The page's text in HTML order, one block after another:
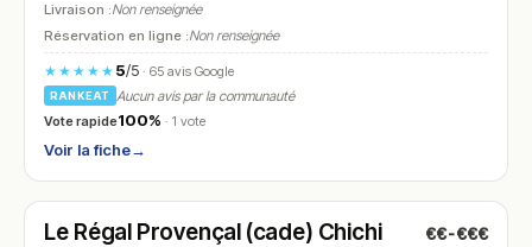
Livraison :Non renseignée
Réservation en ligne :Non renseignée
★★★★★ 5/5· 65 avis Google
RANKEAT
Aucun avis par la communauté
Vote rapide100% · 1 vote
Voir la fiche→
N° 24
Le Régal Provençal (cade) Chichi €€-€€€